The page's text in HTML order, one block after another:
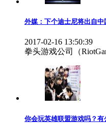
外媒：下个迪士尼将出自中
2017-02-16 13:50:39
拳头游戏公司（
你会玩英雄联盟游戏吗？有